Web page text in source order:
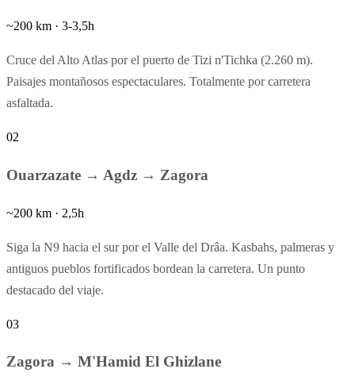
~200 km · 3-3,5h
Cruce del Alto Atlas por el puerto de Tizi n'Tichka (2.260 m).
Paisajes montañosos espectaculares. Totalmente por carretera
asfaltada.
02
Ouarzazate → Agdz → Zagora
~200 km · 2,5h
Siga la N9 hacia el sur por el Valle del Drâa. Kasbahs, palmeras y
antiguos pueblos fortificados bordean la carretera. Un punto
destacado del viaje.
03
Zagora → M'Hamid El Ghizlane